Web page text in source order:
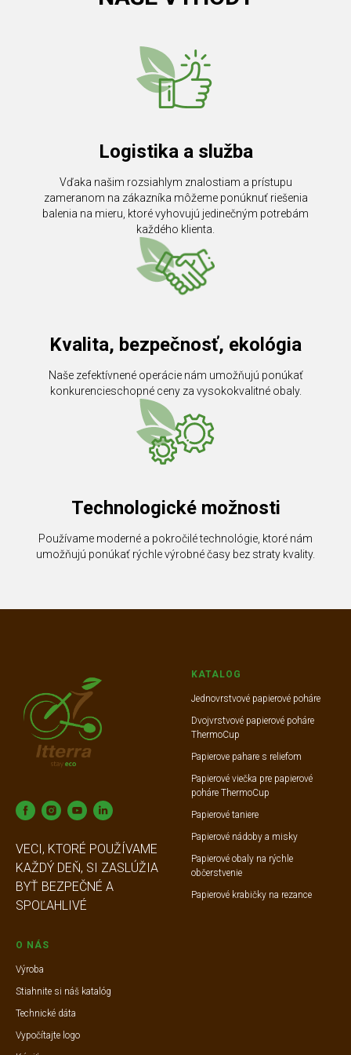
Logistika a služba
Vďaka našim rozsiahlym znalostiam a prístupu
zameranom na zákazníka môžeme ponúknuť riešenia
balenia na mieru, ktoré vyhovujú jedinečným potrebám
každého klienta.
Kvalita, bezpečnosť, ekológia
Naše zefektívnené operácie nám umožňujú ponúkať
konkurencieschopné ceny za vysokokvalitné obaly.
Technologické možnosti
Používame moderné a pokročilé technológie, ktoré nám
umožňujú ponúkať rýchle výrobné časy bez straty kvality.
VECI, KTORÉ POUŽÍVAME
KAŽDÝ DEŇ, SI ZASLÚŽIA
BYŤ BEZPEČNÉ A
SPOĽAHLIVÉ
KATALOG
Jednovrstvové papierové poháre
Dvojvrstvové papierové poháre
ThermoCup
Papierove pahare s reliefom
Papierové viečka pre papierové
poháre ThermoCup
Papierové taniere
Papierové nádoby a misky
Papierové obaly na rýchle
občerstvenie
Papierové krabičky na rezance
O NÁS
Výroba
Stiahnite si náš katalóg
Technické dáta
Vypočítajte logo